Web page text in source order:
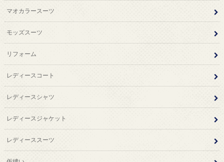
マオカラースーツ
モッズスーツ
リフォーム
レディースコート
レディースシャツ
レディースジャケット
レディーススーツ